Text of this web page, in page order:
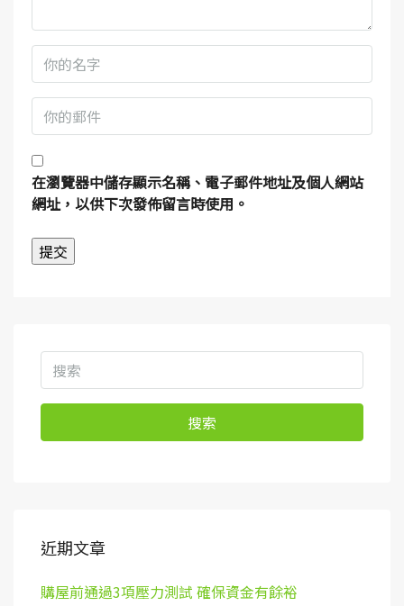
在瀏覽器中儲存顯示名稱、電子郵件地址及個人網站
網址，以供下次發佈留言時使用。
搜索
近期文章
購屋前通過3項壓力測試 確保資金有餘裕